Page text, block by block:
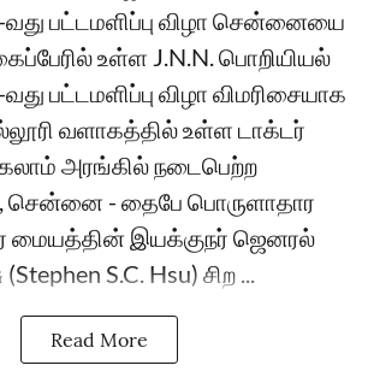
வது பட்டமளிப்பு விழா சென்னையை
உள்ள J.N.N. பொறியியல்
பட்டமளிப்பு விழா விமரிசையாக
வளாகத்தில் உள்ள டாக்டர்
கலாம் அரங்கில் நடைபெற்ற
சென்னை - தைபே பொருளாதார
மையத்தின் இயக்குநர் ஜெனரல்
S.C. Hsu) சிற ...
Read More